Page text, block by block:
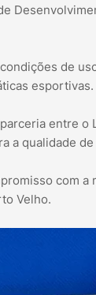
de
esportivas.
entre
a qualidade de
com
Velho.